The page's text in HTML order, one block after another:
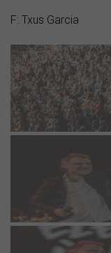
F: Txus Garcia